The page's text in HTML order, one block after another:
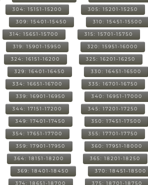
304: 15151-15200 305: 15201-15250
309: 15401-15450 310: 15451-15500
314: 15651-15700 315: 15701-15750
319: 15901-15950 320: 15951-16000
324: 16151-16200 325: 16201-16250
329: 16401-16450 330: 16451-16500
334: 16651-16700 335: 16701-16750
339: 16901-16950 340: 16951-17000
344: 17151-17200 345: 17201-17250
349: 17401-17450 350: 17451-17500
354: 17651-17700 355: 17701-17750
359: 17901-17950 360: 17951-18000
364: 18151-18200 365: 18201-18250
369: 18401-18450 370: 18451-18500
374: 18651-18700 375: 18701-18750